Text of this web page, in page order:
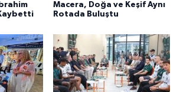
Macera, Doğa ve Keşif Aynı
Rotada Buluştu